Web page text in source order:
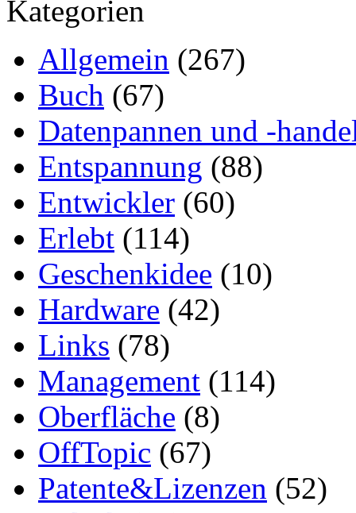
Kategorien
Allgemein (267)
Buch (67)
Datenpannen und -
Entspannung (88)
Entwickler (60)
Erlebt (114)
Geschenkidee (10)
Hardware (42)
Links (78)
Management (114)
Oberfläche (8)
OffTopic (67)
Patente&Lizenzen (52)